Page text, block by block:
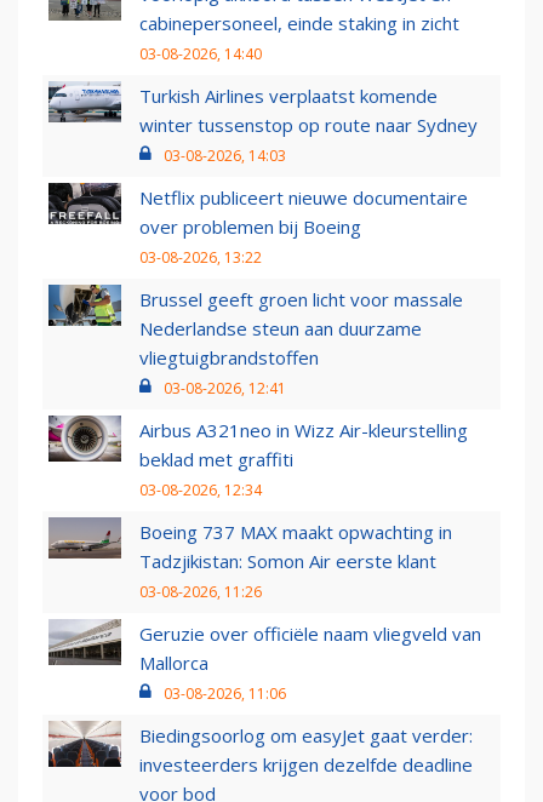
cabinepersoneel, einde staking in zicht
03-08-2026, 14:40
Turkish Airlines verplaatst komende
winter tussenstop op route naar Sydney
03-08-2026, 14:03
Netflix publiceert nieuwe documentaire
over problemen bij Boeing
03-08-2026, 13:22
Brussel geeft groen licht voor massale
Nederlandse steun aan duurzame
vliegtuigbrandstoffen
03-08-2026, 12:41
Airbus A321neo in Wizz Air-kleurstelling
beklad met graffiti
03-08-2026, 12:34
Boeing 737 MAX maakt opwachting in
Tadzjikistan: Somon Air eerste klant
03-08-2026, 11:26
Geruzie over officiële naam vliegveld van
Mallorca
03-08-2026, 11:06
Biedingsoorlog om easyJet gaat verder:
investeerders krijgen dezelfde deadline
voor bod